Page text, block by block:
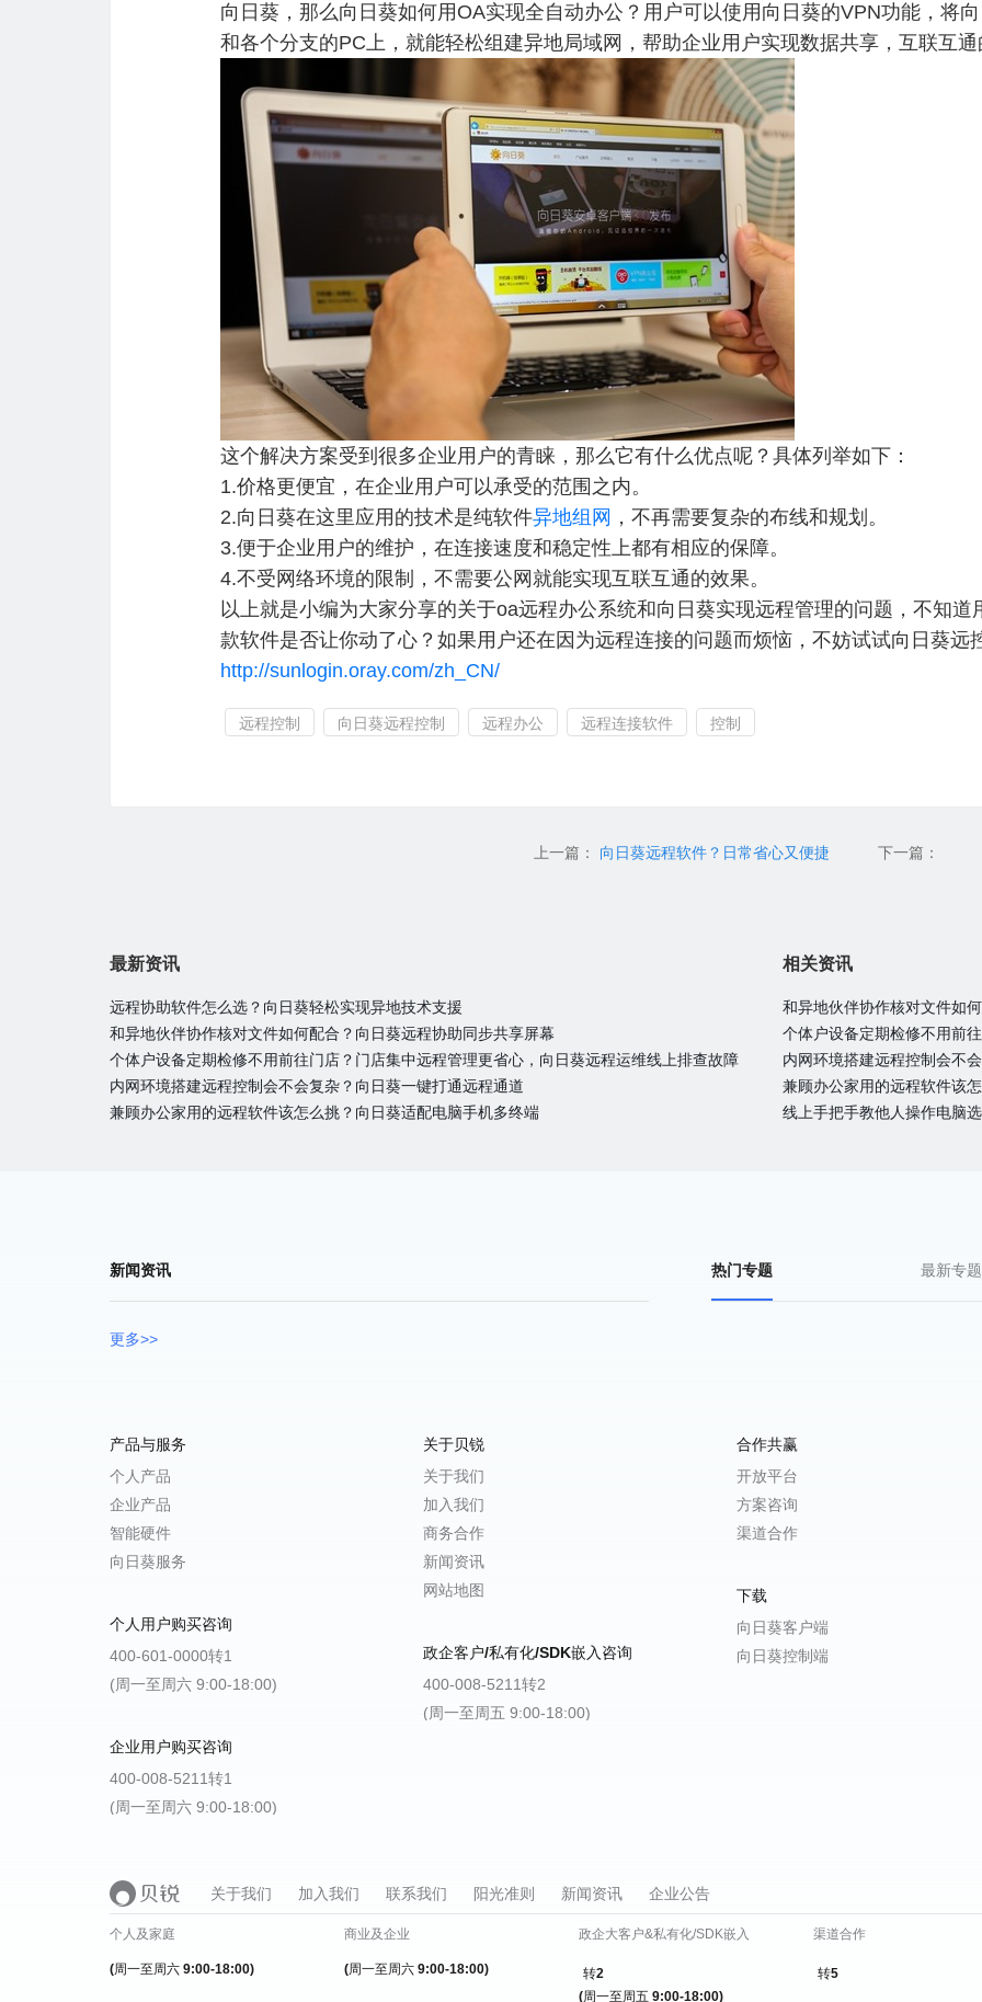
向日葵，那么向日葵如何用OA实现全自动办公？用户可以使用向日葵的VPN功能，将
和各个分支的PC上，就能轻松组建异地局域网，帮助企业用户实现数据共享，互联互
这个解决方案受到很多企业用户的青睐，那么它有什么优点呢？具体列举如下：
1.价格更便宜，在企业用户可以承受的范围之内。
2.向日葵在这里应用的技术是纯软件异地组网 ，不再需要复杂的布线和规划。
3.便于企业用户的维护，在连接速度和稳定性上都有相应的保障。
4.不受网络环境的限制，不需要公网就能实现互联互通的效果。
以上就是小编为大家分享的关于oa远程办公系统和向日葵实现远程管理的问题，不知
款软件是否让你动了心？如果用户还在因为远程连接的问题而烦恼，不妨试试向日葵远
http://sunlogin.oray.com/zh_CN/
远程控制 向日葵远程控制 远程办公 远程连接软件 控制
上一篇： 向日葵远程软件？日常省心又便捷 下一篇：
最新资讯
远程协助软件怎么选？向日葵轻松实现异地技术支援
和异地伙伴协作核对文件如何配合？向日葵远程协助同步共享屏幕
个体户设备定期检修不用前往门店？门店集中远程管理更省心，向日葵远程运维线上排查故障
内网环境搭建远程控制会不会复杂？向日葵一键打通远程通道
兼顾办公家用的远程软件该怎么挑？向日葵适配电脑手机多终端
相关资讯
和异地伙伴协作核对文件如
个体户设备定期检修不用前
内网环境搭建远程控制会不
兼顾办公家用的远程软件该
线上手把手教他人操作电脑
新闻资讯
更多>>
热门专题 最新专题
产品与服务
个人产品
企业产品
智能硬件
向日葵服务
个人用户购买咨询
400-601-0000转1
(周一至周六 9:00-18:00)
企业用户购买咨询
400-008-5211转1
(周一至周六 9:00-18:00)
关于贝锐
关于我们
加入我们
商务合作
新闻资讯
网站地图
政企客户/私有化/SDK嵌入咨询
400-008-5211转2
(周一至周五 9:00-18:00)
合作共赢
开放平台
方案咨询
渠道合作
下载
向日葵客户端
向日葵控制端
关于我们 加入我们 联系我们 阳光准则 新闻资讯 企业公告
个人及家庭
(周一至周六 9:00-18:00)
商业及企业
(周一至周六 9:00-18:00)
政企大客户&私有化/SDK嵌入
转2
(周一至周五 9:00-18:00)
渠道合作
转5